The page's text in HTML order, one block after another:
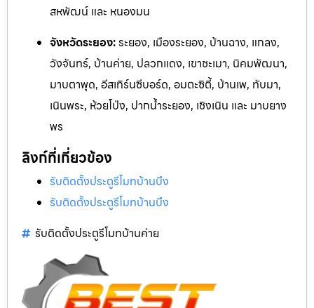
สหพัฒน์ และ หนองมน
จังหวัดระยอง:ระยอง, เมืองระยอง, บ้านฉาง, แกลง,
วังจันทร์, บ้านค่าย, ปลวกแดง, เขาชะเมา, นิคมพัฒนา,
มาบตาพุด, อีสเทิร์นซีบอร์ด, อมตะซิตี้, บ้านเพ, ทับมา,
เนินพระ, ห้วยโป่ง, ปากน้ำระยอง, เชิงเนิน และ มาบยาง
พร
ลิงก์ที่เกี่ยวข้อง
รับติดตั้งประตูรีโมทบ้านบึง
รับติดตั้งประตูรีโมทบ้านบึง
รับติดตั้งประตูรีโมทบ้านค่าย